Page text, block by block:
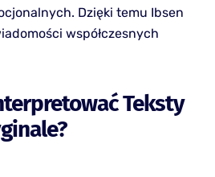
Dzięki temu Ibsen
współczesnych
Teksty